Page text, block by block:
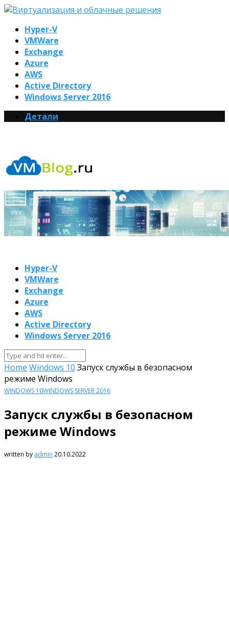
Hyper-V
VMWare
Exchange
Azure
AWS
Active Directory
Windows Server 2016
Детали
Hyper-V
VMWare
Exchange
Azure
AWS
Active Directory
Windows Server 2016
Home Windows 10 Запуск службы в безопасном
режиме Windows
WINDOWS 10WINDOWS SERVER 2016
Запуск службы в безопасном
режиме Windows
written by admin 20.10.2022